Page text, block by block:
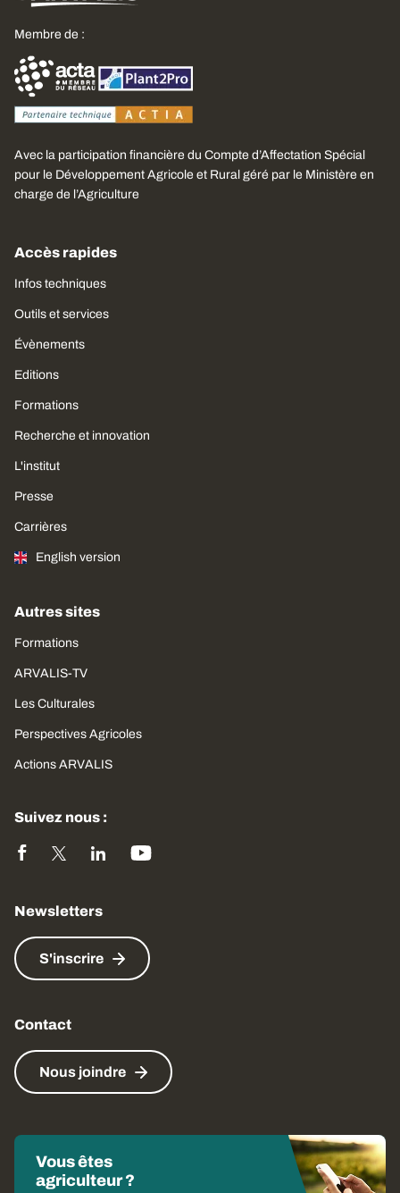
Membre de :
Avec la participation financière du Compte d’Affectation Spécial
pour le Développement Agricole et Rural géré par le Ministère en
charge de l’Agriculture
Accès rapides
Infos techniques
Outils et services
Évènements
Editions
Formations
Recherche et innovation
L'institut
Presse
Carrières
English version
Autres sites
Formations
ARVALIS-TV
Les Culturales
Perspectives Agricoles
Actions ARVALIS
Suivez nous :
Newsletters
S'inscrire
Contact
Nous joindre
Vous êtes
agriculteur ?